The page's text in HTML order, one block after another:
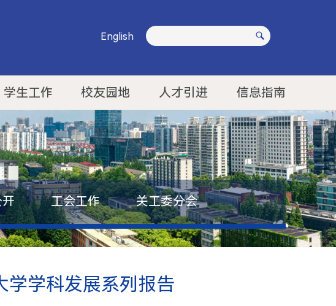
English
学生工作 校友园地 人才引进 信息指南
工会工作 关工委分会
学科发展系列报告